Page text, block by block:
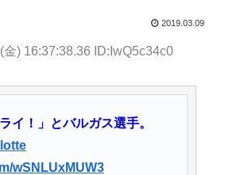
2019.03.09
金) 16:37:38.36 ID:IwQ5c34c0
イ！」とバルガス選手。
wSNLUxMUW3